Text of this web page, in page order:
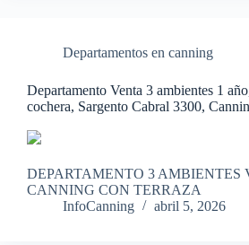
Departamentos en canning
Departamento Venta 3 ambientes 1
cochera, Sargento Cabral 3300,
DEPARTAMENTO 3 AMBIENTES
CANNING CON TERRAZA
InfoCanning
abril 5, 2026